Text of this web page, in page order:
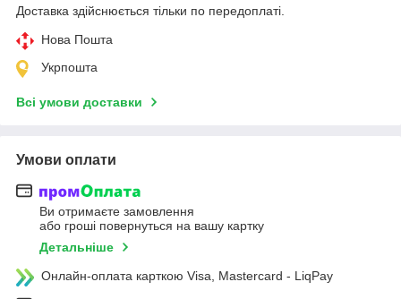
Доставка здійснюється тільки по передоплаті.
Нова Пошта
Укрпошта
Всі умови доставки
Умови оплати
Ви отримаєте замовлення
або гроші повернуться на вашу картку
Детальніше
Онлайн-оплата карткою Visa, Mastercard - LiqPay